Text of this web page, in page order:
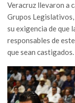
Veracruz llevaron a
Grupos
su exigencia de que
responsables de
que sean castigados.